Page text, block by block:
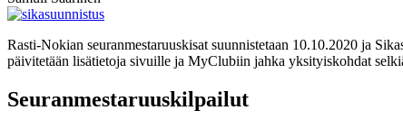
Rasti-Nokian seuranmestaruuskisat suunnistetaan 10.10.2020 ja
päivitetään lisätietoja sivuille ja MyClubiin jahka yksityiskohdat
Seuranmestaruuskilpailut